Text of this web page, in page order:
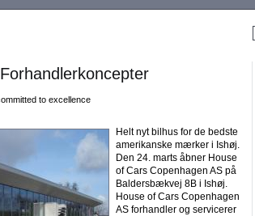
Forhandlerkoncepter
to excellence
Helt nyt bilhus for de bedste
ameri­kanske mærker i Is­høj.
Den 24. marts åbner House
of Cars Co­pen­hagen AS på
Balders­bæk­vej 8B i Ishøj.
House of Cars Co­pen­­hagen
AS for­hand­­ler og service­rer